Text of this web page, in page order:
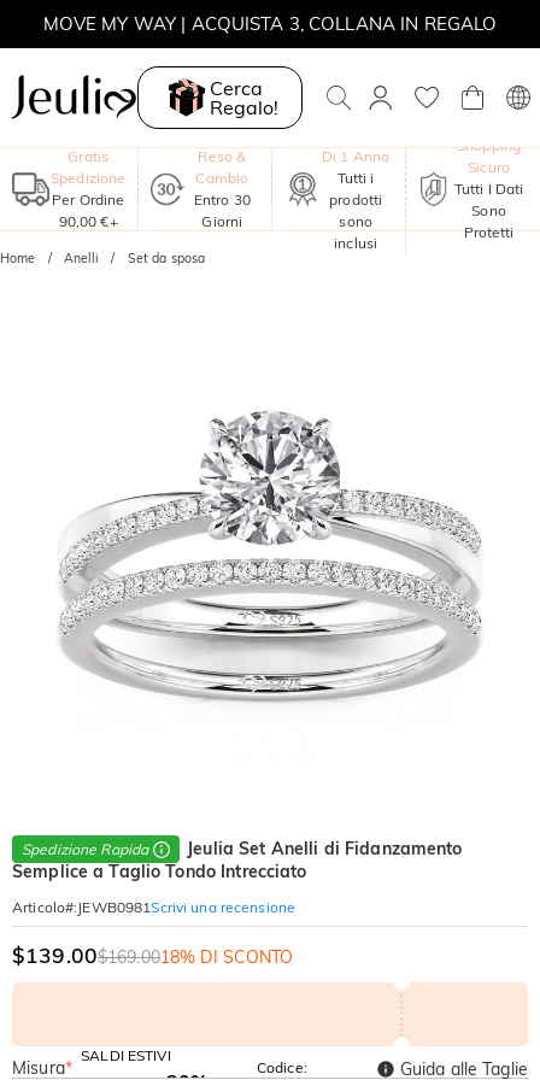
MOVE MY WAY | ACQUISTA 3, COLLANA IN REGALO
Cerca
Regalo!
Gratis
Spedizione
Per Ordine
90,00 €+
Reso &
Cambio
Entro 30
Giorni
Di 1 Anno
Tutti i
prodotti
sono
inclusi
Shopping
Sicuro
Tutti I Dati
Sono
Protetti
Home Anelli Set da sposa
Spedizione Rapida
Jeulia Set Anelli di Fidanzamento
Semplice a Taglio Tondo Intrecciato
Articolo#: JEWB0981Scrivi una recensione
$139.00$169.0018% DI SCONTO
SALDI ESTIVI
Codice:
Misura*
Guida alle Taglie